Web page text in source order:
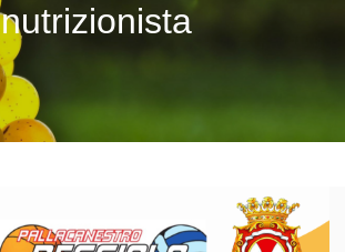
nutrizionista